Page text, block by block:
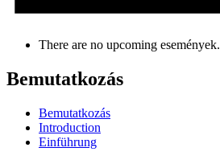
There are no upcoming események.
Bemutatkozás
Bemutatkozás
Introduction
Einführung